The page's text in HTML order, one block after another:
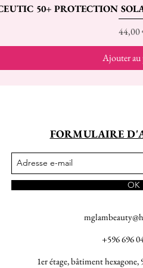
Aperçu
50+ PROTECTION
Prix
Ajouter au
FORMULAIRE
OK
+596 696
1er étage, bâtiment